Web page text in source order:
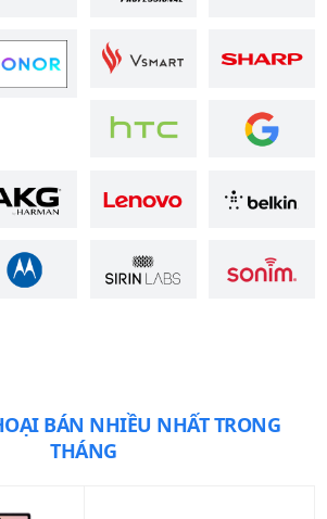
BÁN NHIỀU NHẤT TRONG
THÁNG